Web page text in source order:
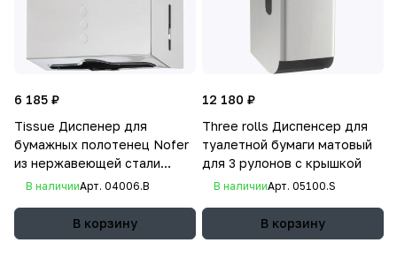
6 185 ₽
Tissue Диспенер для
бумажных полотенец Nofer
из нержавеющей стали
глянцевый 300х280х100мм
В наличииАрт. 04006.B
В корзину
12 180 ₽
Three rolls Диспенсер для
туалетной бумаги матовый
для 3 рулонов с крышкой
В наличииАрт. 05100.S
В корзину